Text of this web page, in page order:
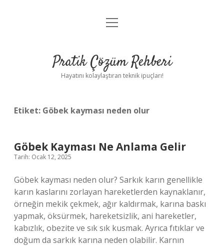
Anasayfa
Yasal Uyarı
menüyü
Pratik Çözüm Rehberi
Hayatını kolaylaştıran teknik ipuçları!
Etiket: Göbek kayması neden olur
Göbek Kayması Ne Anlama Gelir
Tarih: Ocak 12, 2025
Göbek kayması neden olur? Sarkık karın genellikle
karın kaslarını zorlayan hareketlerden kaynaklanır,
örneğin mekik çekmek, ağır kaldırmak, karına baskı
yapmak, öksürmek, hareketsizlik, ani hareketler,
kabızlık, obezite ve sık sık kusmak. Ayrıca fıtıklar ve
doğum da sarkık karına neden olabilir. Karnın